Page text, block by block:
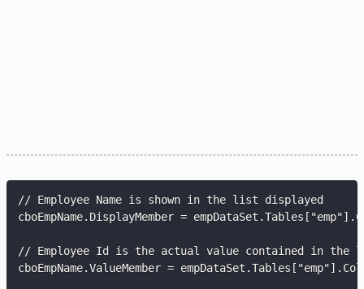
// Employee Name is shown in the list displayed
cboEmpName.DisplayMember = empDataSet.Tables[ "emp"
// Employee Id is the actual value contained in the
cboEmpName.ValueMember = empDataSet.Tables[ "emp"